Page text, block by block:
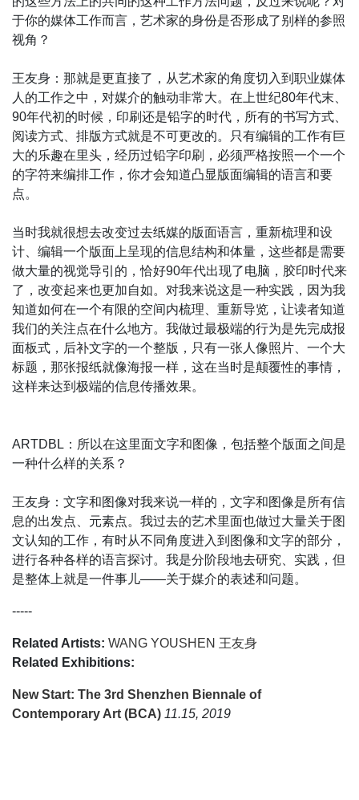
于你的媒体工作而言，艺术家的身份是否形成了别样的参照
视角？
王友身：那就是更直接了，从艺术家的角度切入到职业媒体
人的工作之中，对媒介的触动非常大。在上世纪80年代末、
90年代初的时候，印刷还是铅字的时代，所有的书写方式、
阅读方式、排版方式就是不可更改的。只有编辑的工作有巨
大的乐趣在里头，经历过铅字印刷，必须严格按照一个一个
的字符来编排工作，你才会知道凸显版面编辑的语言和要
点。
当时我就很想去改变过去纸媒的版面语言，重新梳理和设
计、编辑一个版面上呈现的信息结构和体量，这些都是需要
做大量的视觉导引的，恰好90年代出现了电脑，胶印时代来
了，改变起来也更加自如。对我来说这是一种实践，因为我
知道如何在一个有限的空间内梳理、重新导览，让读者知道
我们的关注点在什么地方。我做过最极端的行为是先完成报
面板式，后补文字的一个整版，只有一张人像照片、一个大
标题，那张报纸就像海报一样，这在当时是颠覆性的事情，
这样来达到极端的信息传播效果。
ARTDBL：所以在这里面文字和图像，包括整个版面之间是
一种什么样的关系？
王友身：文字和图像对我来说一样的，文字和图像是所有信
息的出发点、元素点。我过去的艺术里面也做过大量关于图
文认知的工作，有时从不同角度进入到图像和文字的部分，
进行各种各样的语言探讨。我是分阶段地去研究、实践，但
是整体上就是一件事儿——关于媒介的表述和问题。
-----
Related Artists: WANG YOUSHEN 王友身
Related Exhibitions:
New Start: The 3rd Shenzhen Biennale of
Contemporary Art (BCA) 11.15, 2019